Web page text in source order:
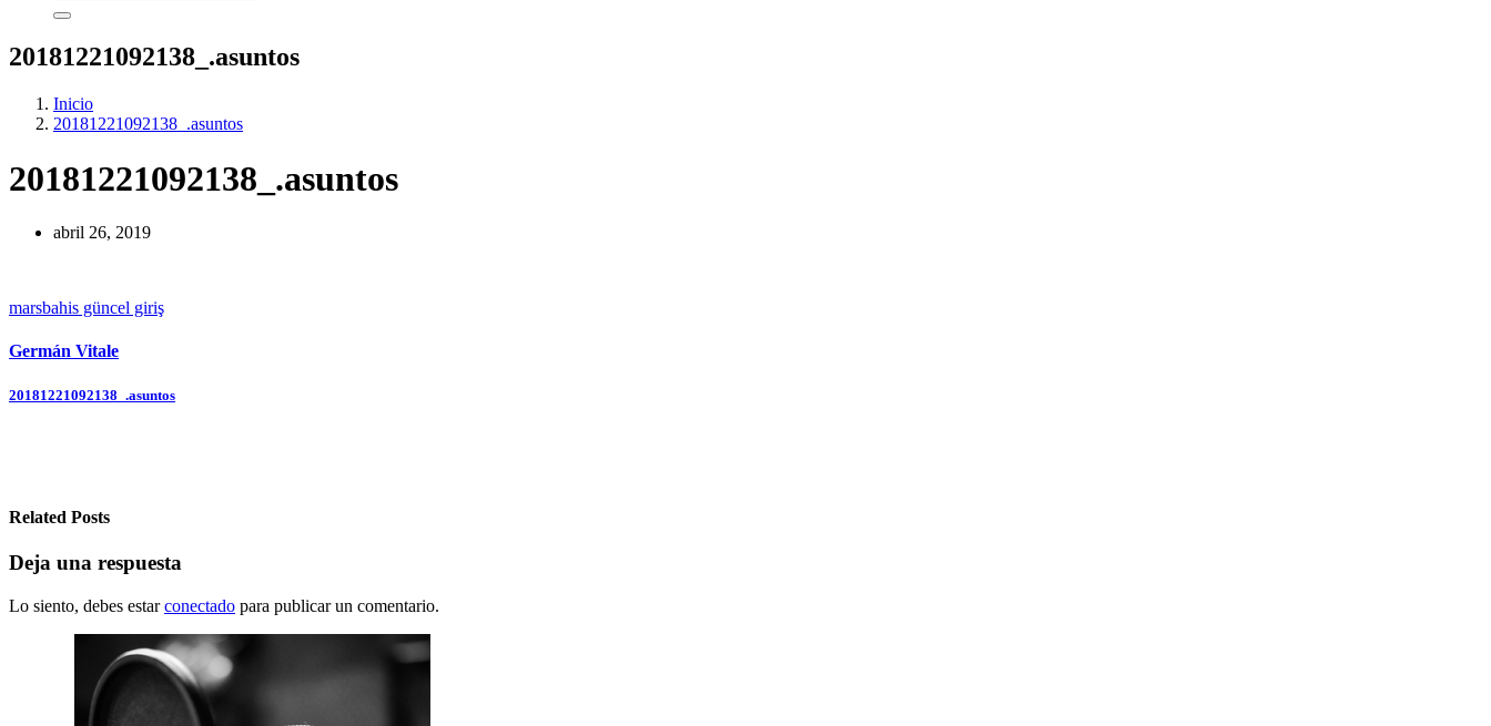
20181221092138_.asuntos
Inicio
20181221092138_.asuntos
20181221092138_.asuntos
abril 26, 2019
marsbahis güncel giriş
Germán Vitale
Navegación
20181221092138_.asuntos
Related Posts
Deja una respuesta
Lo siento, debes estarconectado para publicar un comentario.